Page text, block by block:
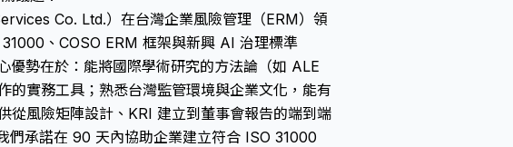
Co. Ltd.）在台灣企業風險管理（ERM）領
、COSO ERM 框架與新興 AI 治理標準
優勢在於：能將國際學術研究的方法論（如 ALE
的實務工具；熟悉台灣監管環境與企業文化，能有
從風險矩陣設計、KRI 建立到董事會報告的端到端
們承諾在 90 天內協助企業建立符合 ISO 31000